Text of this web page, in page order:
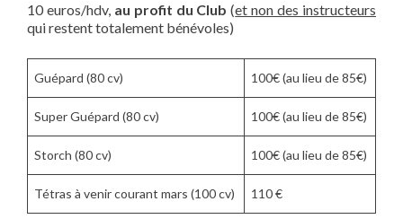
10 euros/hdv, au profit du Club (et non des instructeurs
qui restent totalement bénévoles)
Guépard (80 cv) 100€ (au lieu de 85€)
Super Guépard (80 cv) 100€ (au lieu de 85€)
Storch (80 cv) 100€ (au lieu de 85€)
Tétras à venir courant mars (100 cv) 110 €